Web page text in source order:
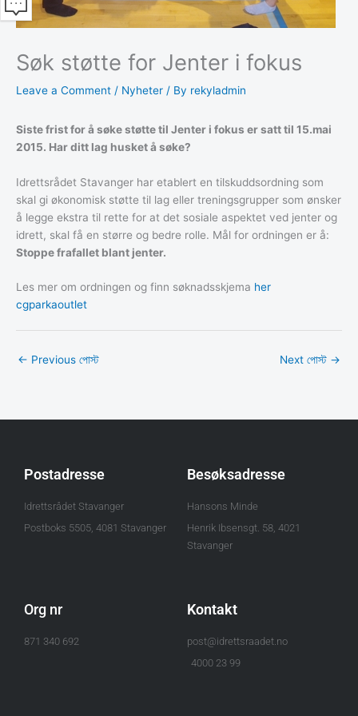
Søk støtte for Jenter i fokus
Leave a Comment / Nyheter / By rekyladmin
Siste frist for å søke støtte til Jenter i fokus er satt til 15.mai
2015. Har ditt lag husket å søke?
Idrettsrådet Stavanger har etablert en tilskuddsordning som
skal gi økonomisk støtte til lag eller treningsgrupper som ønsker
å legge ekstra til rette for at det sosiale aspektet ved jenter og
idrett, skal få en større og bedre rolle. Mål for ordningen er å:
Stoppe frafallet blant jenter.
Les mer om ordningen og finn søknadsskjema her
cgparkaoutlet
← Previous পোস্ট Next পোস্ট →
Postadresse
Idrettsrådet Stavanger
Postboks 5505, 4081 Stavanger
Besøksadresse
Hansons Minde
Henrik Ibsensgt. 58, 4021
Stavanger
Org nr
871 340 692
Kontakt
post@idrettsraadet.no
4000 23 99